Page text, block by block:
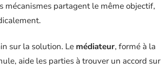
mécanismes partagent le même objectif,
sur la solution. Le médiateur, formé à la
aide les parties à trouver un accord sur